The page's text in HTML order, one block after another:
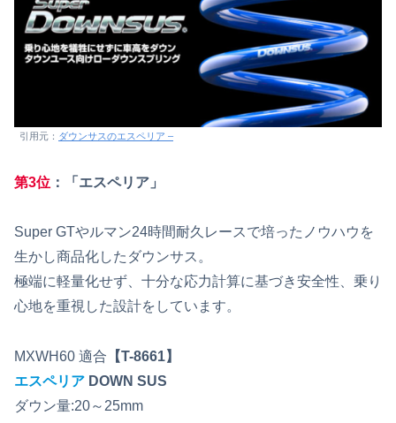
引用元： ダウンサスのエスペリア –
第3位 ：「エスペリア」
Super GTやルマン24時間耐久レースで培ったノウハウを
生かし商品化したダウンサス。
極端に軽量化せず、十分な応力計算に基づき安全性、乗り
心地を重視した設計をしています。
MXWH60 適合 【T-8661】
エスペリア DOWN SUS
ダウン量:20～25mm